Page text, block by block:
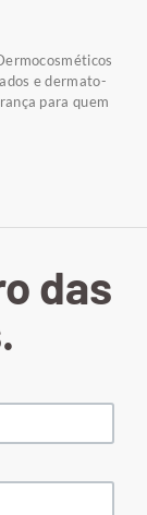
e dermato-
para quem
das